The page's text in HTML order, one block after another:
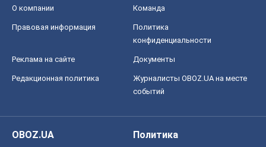
О компании Команда
Правовая информация
Политика
конфиденциальности
Реклама на сайте Документы
Редакционная политика
Журналисты OBOZ.UA на месте
событий
OBOZ.UA
Политика